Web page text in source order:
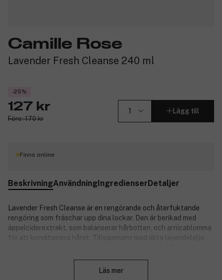
Camille Rose
Lavender Fresh Cleanse 240 ml
-25%
127 kr
Före: 170 kr
Lägg till
Finns online
BeskrivningAnvändningIngredienserDetaljer
Lavender Fresh Cleanse är en rengörande och återfuktande
rengöring som fräschar upp dina lockar. Den är berikad med
äppelciderextrakt, som balanserar hårbotten, och arnicablomma
för att konditionera håret. Tillsammans med äkta lavendelolja
känsla med extra fukt och glans.
Läs mer